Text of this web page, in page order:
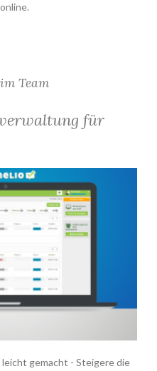
Team
für
gemacht - Steigere die